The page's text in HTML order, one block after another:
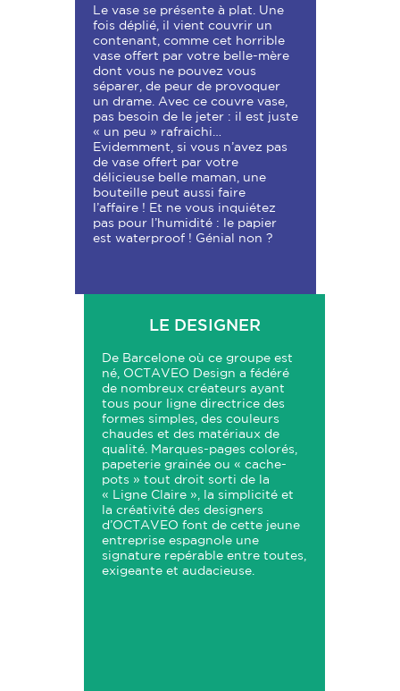
Le vase se présente à plat. Une
fois déplié, il vient couvrir un
contenant, comme cet horrible
vase offert par votre belle-mère
dont vous ne pouvez vous
séparer, de peur de provoquer
un drame. Avec ce couvre vase,
pas besoin de le jeter : il est juste
« un peu » rafraichi…
Evidemment, si vous n’avez pas
de vase offert par votre
délicieuse belle maman, une
bouteille peut aussi faire
l’affaire ! Et ne vous inquiétez
pas pour l’humidité : le papier
est waterproof ! Génial non ?
LE DESIGNER
De Barcelone où ce groupe est
né, OCTAVEO Design a fédéré
de nombreux créateurs ayant
tous pour ligne directrice des
formes simples, des couleurs
chaudes et des matériaux de
qualité. Marques-pages colorés,
papeterie grainée ou « cache-
pots » tout droit sorti de la
« Ligne Claire », la simplicité et
la créativité des designers
d’OCTAVEO font de cette jeune
entreprise espagnole une
signature repérable entre toutes,
exigeante et audacieuse.